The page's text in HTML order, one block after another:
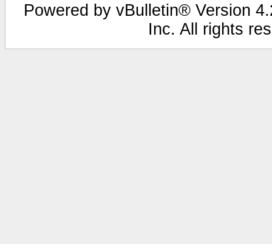
Powered by vBulletin® Version
Inc. All rights